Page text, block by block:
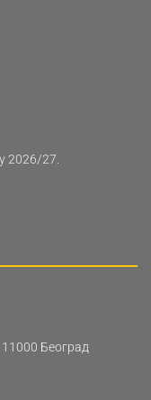
2026/27.
Београд